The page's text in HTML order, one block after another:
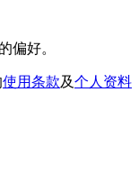
偏好。
使用条款及个人资料